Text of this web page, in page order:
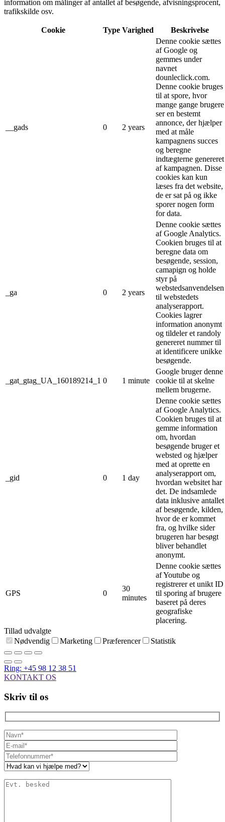
information om målinger af antallet af besøgende, afvisningsprocent,
trafikskilde osv.
Cookie Type Varighed Beskrivelse
__gads 0 2 years
Denne cookie sættes
af Google og
gemmes under
navnet
dounleclick.com.
Denne cookie bruges
til at spore, hvor
mange gange brugere
ser en bestemt
annonce, der hjælper
med at måle
kampagnens succes
og beregne
indtægterne genereret
af kampagnen. Disse
cookies kan kun
læses fra det website,
de er sat på og ikke
sporer nogen form
for data.
_ga 0 2 years
Denne cookie sættes
af Google Analytics.
Cookien bruges til at
beregne data om
besøgende, session,
camapign og holde
styr på
webstedsanvendelsen
til webstedets
analyserapport.
Cookies lagrer
information anonymt
og tildeler et randoly
genereret nummer til
at identificere unikke
besøgende.
_gat_gtag_UA_160189214_1 0 1 minute
Google bruger denne
cookie til at skelne
mellem brugerne.
_gid 0 1 day
Denne cookie sættes
af Google Analytics.
Cookien bruges til at
gemme information
om, hvordan
besøgende bruger et
websted og hjælper
med at oprette en
analyserapport om,
hvordan websitet har
det. De indsamlede
data inklusive antallet
af besøgende, kilden,
hvor de er kommet
fra, og hvilke sider
brugeren har besøgt
bliver behandlet
anonymt.
GPS 0
30
minutes
Denne cookie sættes
af Youtube og
registrerer et unikt ID
til sporing af brugere
baseret på deres
geografiske
placering.
Tillad udvalgte
Nødvendig
Marketing Præferencer Statistik
Ring: +45 98 12 38 51
KONTAKT OS
Skriv til os